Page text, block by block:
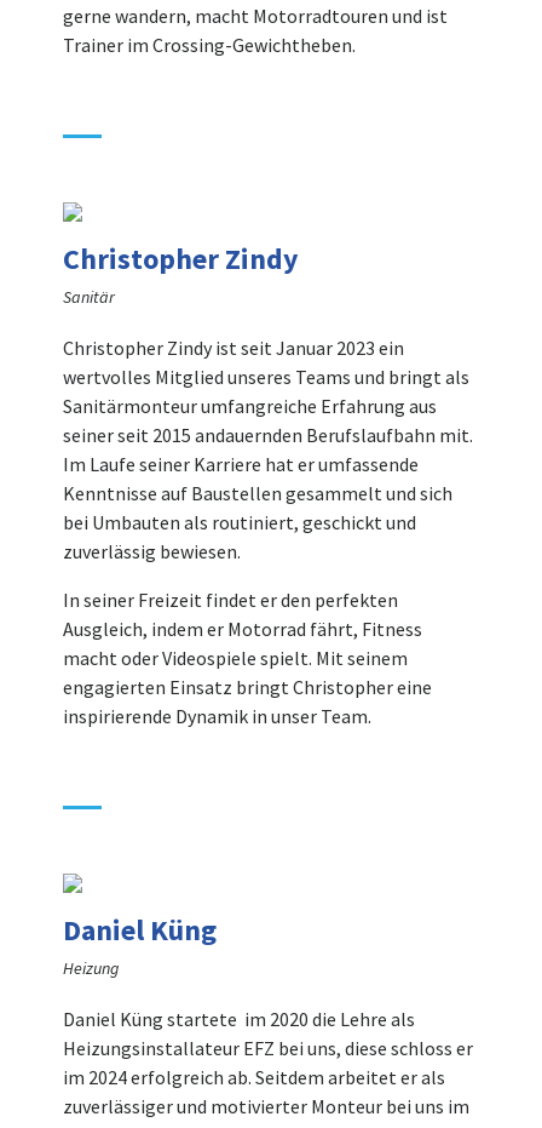
gerne wandern, macht Motorradtouren und ist
Trainer im Crossing-Gewichtheben.
Christopher Zindy
Sanitär
Christopher Zindy ist seit Januar 2023 ein
wertvolles Mitglied unseres Teams und bringt als
Sanitärmonteur umfangreiche Erfahrung aus
seiner seit 2015 andauernden Berufslaufbahn mit.
Im Laufe seiner Karriere hat er umfassende
Kenntnisse auf Baustellen gesammelt und sich
bei Umbauten als routiniert, geschickt und
zuverlässig bewiesen.
In seiner Freizeit findet er den perfekten
Ausgleich, indem er Motorrad fährt, Fitness
macht oder Videospiele spielt. Mit seinem
engagierten Einsatz bringt Christopher eine
inspirierende Dynamik in unser Team.
Daniel Küng
Heizung
Daniel Küng startete im 2020 die Lehre als
Heizungsinstallateur EFZ bei uns, diese schloss er
im 2024 erfolgreich ab. Seitdem arbeitet er als
zuverlässiger und motivierter Monteur bei uns im